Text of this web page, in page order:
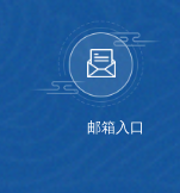
邮箱入口